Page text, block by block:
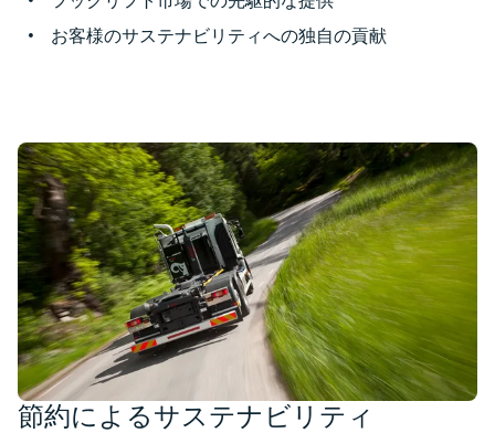
お客様のサステナビリティへの独自の貢献
節約によるサステナビリティ